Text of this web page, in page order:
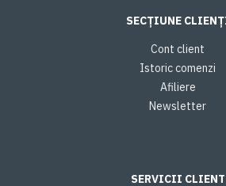
SECȚIUNE
Cont client
Istoric comenzi
Afiliere
Newsletter
SERVICII CLIENT